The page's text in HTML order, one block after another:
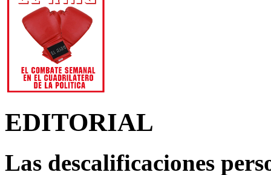
EDITORIAL
Las descalificaciones